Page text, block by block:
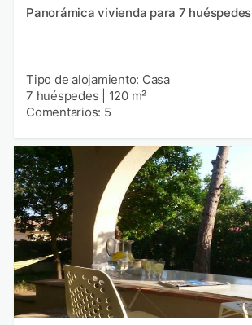
Panorámica vivienda para 7 huéspedes
Tipo de alojamiento: Casa
7 huéspedes
120 m²
Comentarios: 5